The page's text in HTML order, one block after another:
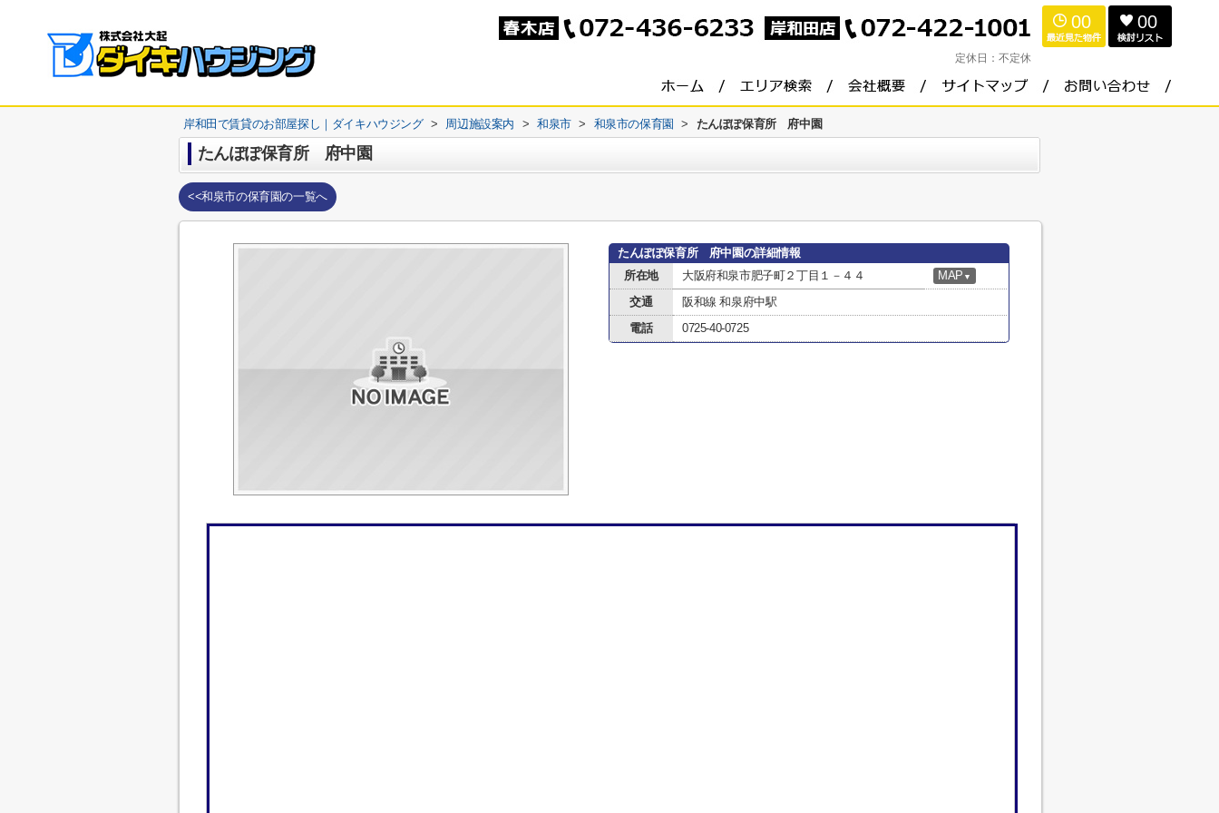
定休日： 不定休
00 00
岸和田で賃貸のお部屋探し｜ダイキハウジング > 周辺施設案内 > 和泉市 > 和泉市の保育園 > たんぽぽ保育所 府中園
たんぽぽ保育所 府中園
<<和泉市の保育園の一覧へ
たんぽぽ保育所 府中園の詳細情報
所在地
大阪府和泉市肥子町２丁目１－４４ MAP ▼
交通
阪和線 和泉府中駅
電話
0725-40-0725